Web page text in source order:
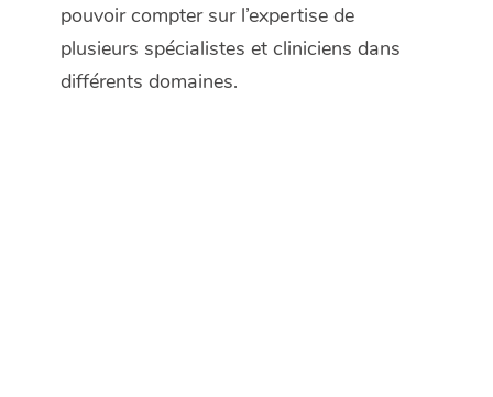
pouvoir compter sur l’expertise de
plusieurs spécialistes et cliniciens dans
différents domaines.